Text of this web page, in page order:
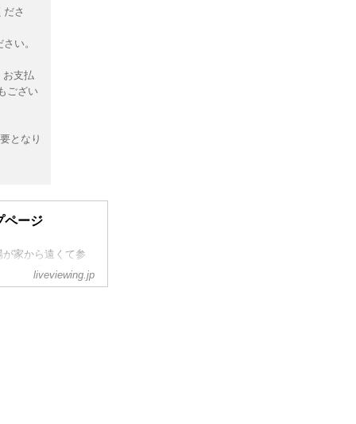
さ
い。
お支払
ござい
となり
ページ
家から遠くて参
が出来ます！！
しいエンターテ
liveviewing.jp